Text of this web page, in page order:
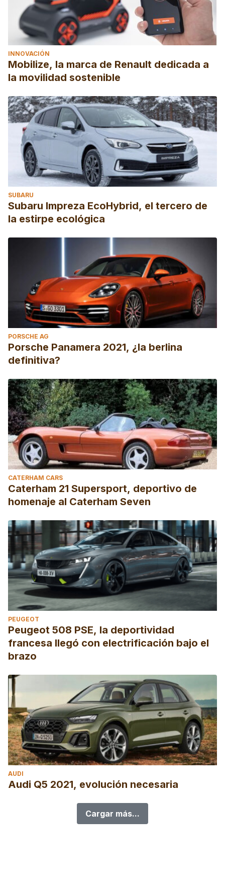
INNOVACIÓN
Mobilize, la marca de Renault dedicada a
la movilidad sostenible
SUBARU
Subaru Impreza EcoHybrid, el tercero de
la estirpe ecológica
PORSCHE AG
Porsche Panamera 2021, ¿la berlina
definitiva?
CATERHAM CARS
Caterham 21 Supersport, deportivo de
homenaje al Caterham Seven
PEUGEOT
Peugeot 508 PSE, la deportividad
francesa llegó con electrificación bajo el
brazo
AUDI
Audi Q5 2021, evolución necesaria
Cargar más...